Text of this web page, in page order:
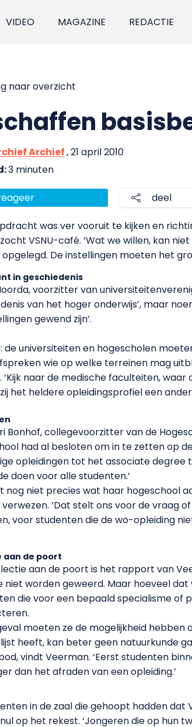
VIDEO MAGAZINE REDACTIE
naar overzicht
Archief, 21 april 2010
3 minuten
deel
was ver vooruit te kijken en
VSNU-café. ‘Wat we willen, kan
De instellingen moeten het
in geschiedenis
voorzitter van
van het hoger onderwijs’, maar
gewend zijn’.
de universiteiten en hogescholen
wie op welke terreinen mag
‘Kijk naar de medische faculteiten,
het heldere opleidingsprofiel een
Bonhof, collegevoorzitter van de
had al besloten om in te zetten op
opleidingen tot het associate degree
doen voor alle studenten.’
nog niet precies wat haar hogeschool
‘Dat stelt ons voor de vraag
voor studenten die de wo-opleiding
aan de poort
aan de poort is het rapport van
niet worden geweerd. Maar hoeveel
die voor een bepaald specialisme of
moeten ze de mogelijkheid
heeft, kan beter geen natuurkunde
vindt Veerman. ‘Eerst studenten
dan het afraden van een opleiding.’
in de zaal die gehoopt hadden
op het rekest. ‘Jongeren die op hun